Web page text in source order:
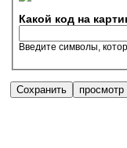
Какой код на
Введите символы,